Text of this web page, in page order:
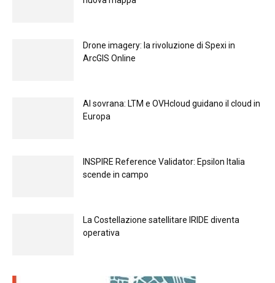
Drone imagery: la rivoluzione di Spexi in
ArcGIS Online
Al sovrana: LTM е OVHcloud guidano il cloud in
Europа
INSPIRE Reference Validator: Epsilon Italia
scende in campo
La Costellazione satellitare IRIDE diventa
operativa